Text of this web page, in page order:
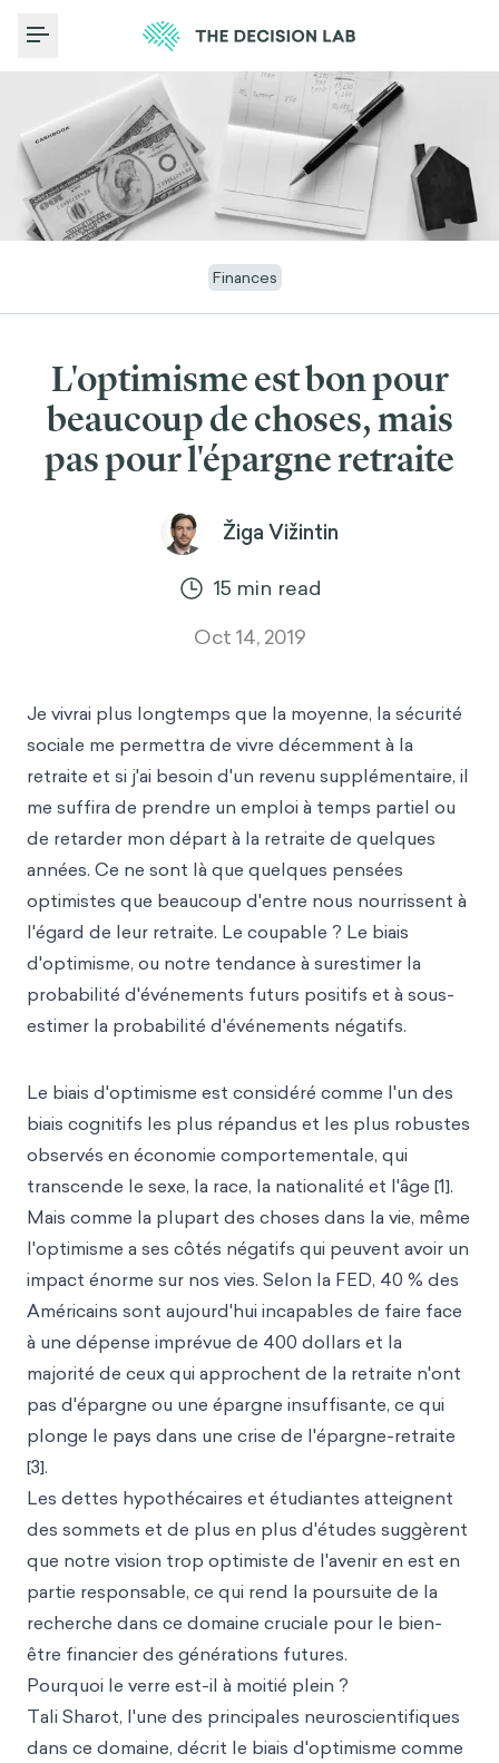
Toggle Menu
Finances
L'optimisme est bon pour
beaucoup de choses, mais
pas pour l'épargne retraite
Žiga Vižintin
15 min read
Oct 14, 2019
Je vivrai plus longtemps que la moyenne, la sécurité
sociale me permettra de vivre décemment à la
retraite et si j'ai besoin d'un revenu supplémentaire, il
me suffira de prendre un emploi à temps partiel ou
de retarder mon départ à la retraite de quelques
années. Ce ne sont là que quelques pensées
optimistes que beaucoup d'entre nous nourrissent à
l'égard de leur retraite. Le coupable ? Le biais
d'optimisme, ou notre tendance à surestimer la
probabilité d'événements futurs positifs et à sous-
estimer la probabilité d'événements négatifs.
Le biais d'optimisme est considéré comme l'un des
biais cognitifs les plus répandus et les plus robustes
observés en économie comportementale, qui
transcende le sexe, la race, la nationalité et l'âge [1].
Mais comme la plupart des choses dans la vie, même
l'optimisme a ses côtés négatifs qui peuvent avoir un
impact énorme sur nos vies. Selon la FED, 40 % des
Américains sont aujourd'hui incapables de faire face
à une dépense imprévue de 400 dollars et la
majorité de ceux qui approchent de la retraite n'ont
pas d'épargne ou une épargne insuffisante, ce qui
plonge le pays dans une crise de l'épargne-retraite
[3].
Les dettes hypothécaires et étudiantes atteignent
des sommets et de plus en plus d'études suggèrent
que notre vision trop optimiste de l'avenir en est en
partie responsable, ce qui rend la poursuite de la
recherche dans ce domaine cruciale pour le bien-
être financier des générations futures.
Pourquoi le verre est-il à moitié plein ?
Tali Sharot, l'une des principales neuroscientifiques
dans ce domaine, décrit le biais d'optimisme comme